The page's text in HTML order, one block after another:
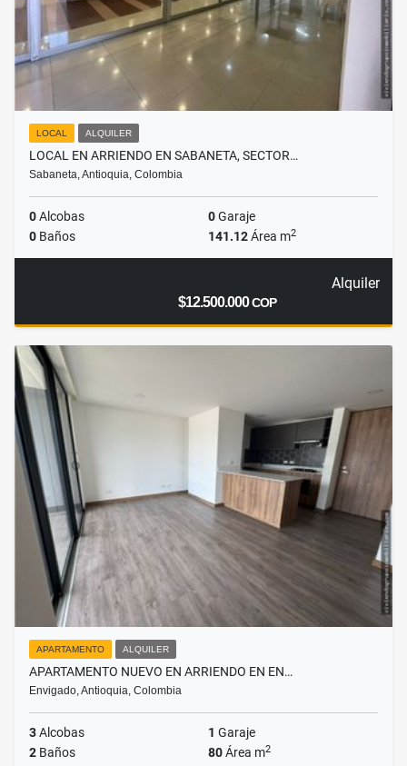
LOCAL ALQUILER
LOCAL EN ARRIENDO EN SABANETA, SECTOR…
Sabaneta, Antioquia, Colombia
0Alcobas 0Garaje
0 Baños 141.12Área m2
Alquiler
$12.500.000COP
APARTAMENTO ALQUILER
APARTAMENTO NUEVO EN ARRIENDO EN EN…
Envigado, Antioquia, Colombia
3Alcobas 1 Garaje
2 Baños 80Área m2